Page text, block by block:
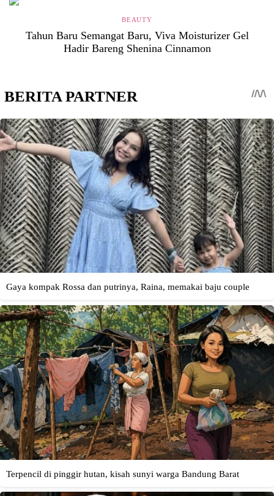
BEAUTY
Tahun Baru Semangat Baru, Viva Moisturizer Gel
Hadir Bareng Shenina Cinnamon